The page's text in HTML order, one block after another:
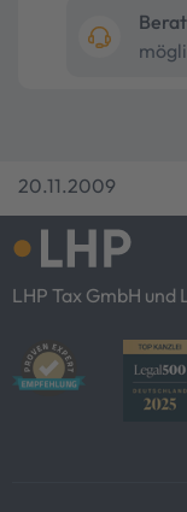
20.11.2009
LHP Tax GmbH und